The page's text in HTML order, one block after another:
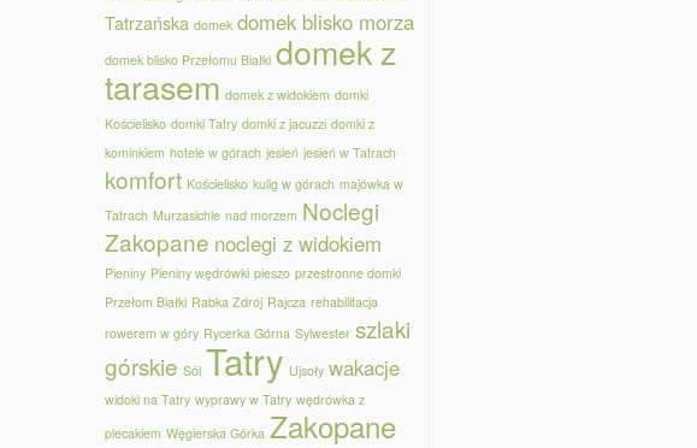
Tatrzańska domek domek blisko morza
domek blisko Przełomu Białki domek z
tarasem domek z widokiem domki
Kościelisko domki Tatry domki z jacuzzi domki z
kominkiem hotele w górach jesień jesień w Tatrach
komfort Kościelisko kulig w górach majówka w
Tatrach Murzasichle nad morzem Noclegi
Zakopane noclegi z widokiem
Pieniny Pieniny wędrówki pieszo przestronne domki
Przełom Białki Rabka Zdrój Rajcza rehabilitacja
rowerem w góry Rycerka Górna Sylwester szlaki
górskie Sól Tatry Ujsoły wakacje
widoki na Tatry wyprawy w Tatry wędrówka z
plecakiem Węgierska Górka Zakopane